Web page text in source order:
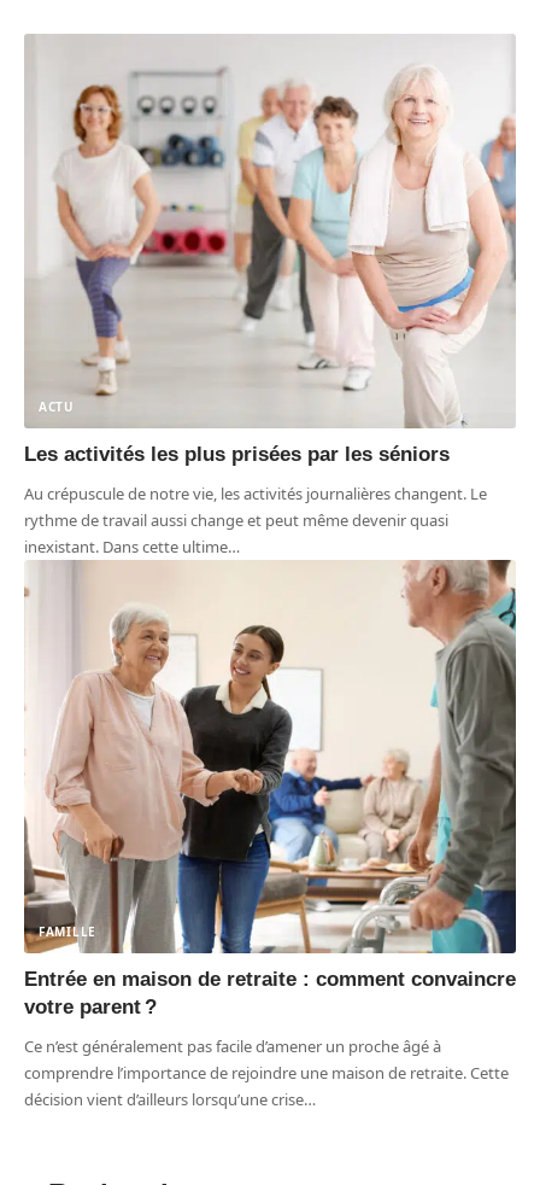
ACTU
Les activités les plus prisées par les séniors
Au crépuscule de notre vie, les activités journalières changent. Le
rythme de travail aussi change et peut même devenir quasi
inexistant. Dans cette ultime…
FAMILLE
Entrée en maison de retraite : comment convaincre
votre parent ?
Ce n’est généralement pas facile d’amener un proche âgé à
comprendre l’importance de rejoindre une maison de retraite. Cette
décision vient d’ailleurs lorsqu’une crise…